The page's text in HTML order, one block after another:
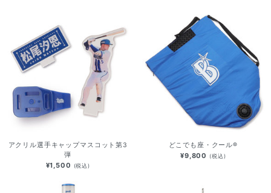
アクリル選手キャップマスコット第3
弾
¥1,500 (税込)
どこでも座・クール®
¥9,800 (税込)